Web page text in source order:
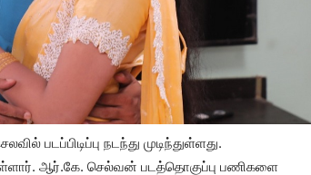
படப்பிடிப்பு நடந்து முடிந்துள்ளது.
ஆர்.கே. செல்வன் படத்தொகுப்பு பணிகளை